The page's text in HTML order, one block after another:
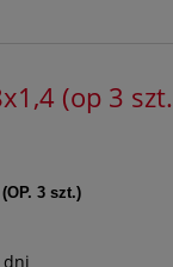
(op 3
(OP. 3 szt.)
dni